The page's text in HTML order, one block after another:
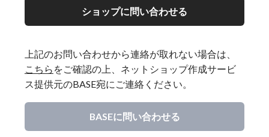
ショップに問い合わせる
上記のお問い合わせから連絡が取れない場合は、
こちら をご確認の上、ネットショップ作成サービ
ス提供元のBASE宛にご連絡ください。
BASEに問い合わせる